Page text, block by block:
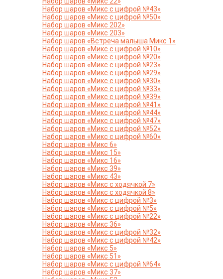
Набор шаров «Микс с цифрой №43»
Набор шаров «Микс с цифрой №50»
Набор шаров «Микс 202»
Набор шаров «Микс 203»
Набор шаров «Встреча малыша Микс 1»
Набор шаров «Микс с цифрой №10»
Набор шаров «Микс с цифрой №20»
Набор шаров «Микс с цифрой №23»
Набор шаров «Микс с цифрой №29»
Набор шаров «Микс с цифрой №30»
Набор шаров «Микс с цифрой №33»
Набор шаров «Микс с цифрой №39»
Набор шаров «Микс с цифрой №41»
Набор шаров «Микс с цифрой №44»
Набор шаров «Микс с цифрой №47»
Набор шаров «Микс с цифрой №52»
Набор шаров «Микс с цифрой №60»
Набор шаров «Микс 6»
Набор шаров «Микс 15»
Набор шаров «Микс 16»
Набор шаров «Микс 39»
Набор шаров «Микс 43»
Набор шаров «Микс с ходячкой 7»
Набор шаров «Микс с ходячкой 8»
Набор шаров «Микс с цифрой №3»
Набор шаров «Микс с цифрой №5»
Набор шаров «Микс с цифрой №22»
Набор шаров «Микс 36»
Набор шаров «Микс с цифрой №32»
Набор шаров «Микс с цифрой №42»
Набор шаров «Микс 5»
Набор шаров «Микс 51»
Набор шаров «Микс с цифрой №64»
Набор шаров «Микс 37»